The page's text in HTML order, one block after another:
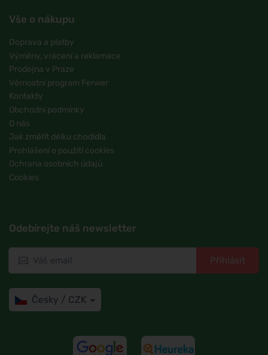
Vše o nákupu
Doprava a platby
Výměny, vrácení a reklamace
Prodejna v Praze
Věrnostní program Ferwer
Kontakty
Obchodní podmínky
O nás
Jak změřit délku chodidla
Prohlášení o použití cookies
Ochrana osobních údajů
Cookies
Odebírejte náš newsletter
Přihlásit
Česky / CZK